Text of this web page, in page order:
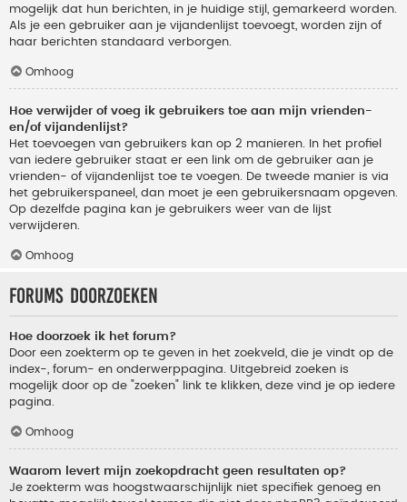
mogelijk dat hun berichten, in je huidige stijl, gemarkeerd worden.
Als je een gebruiker aan je vijandenlijst toevoegt, worden zijn of
haar berichten standaard verborgen.
Omhoog
Hoe verwijder of voeg ik gebruikers toe aan mijn vrienden-
en/of vijandenlijst?
Het toevoegen van gebruikers kan op 2 manieren. In het profiel
van iedere gebruiker staat er een link om de gebruiker aan je
vrienden- of vijandenlijst toe te voegen. De tweede manier is via
het gebruikerspaneel, dan moet je een gebruikersnaam opgeven.
Op dezelfde pagina kan je gebruikers weer van de lijst
verwijderen.
Omhoog
Forums doorzoeken
Hoe doorzoek ik het forum?
Door een zoekterm op te geven in het zoekveld, die je vindt op de
index-, forum- en onderwerppagina. Uitgebreid zoeken is
mogelijk door op de "zoeken" link te klikken, deze vind je op iedere
pagina.
Omhoog
Waarom levert mijn zoekopdracht geen resultaten op?
Je zoekterm was hoogstwaarschijnlijk niet specifiek genoeg en